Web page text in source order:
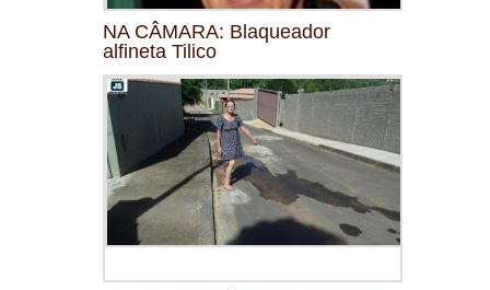
NA CÂMARA: Blaqueador
alfineta Tilico